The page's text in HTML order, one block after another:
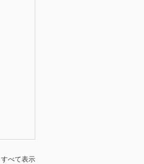
すべて表示